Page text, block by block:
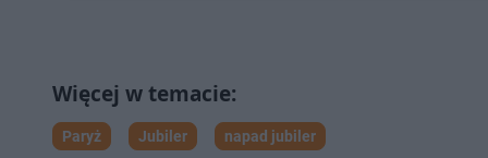
Paryż Jubiler napad jubiler